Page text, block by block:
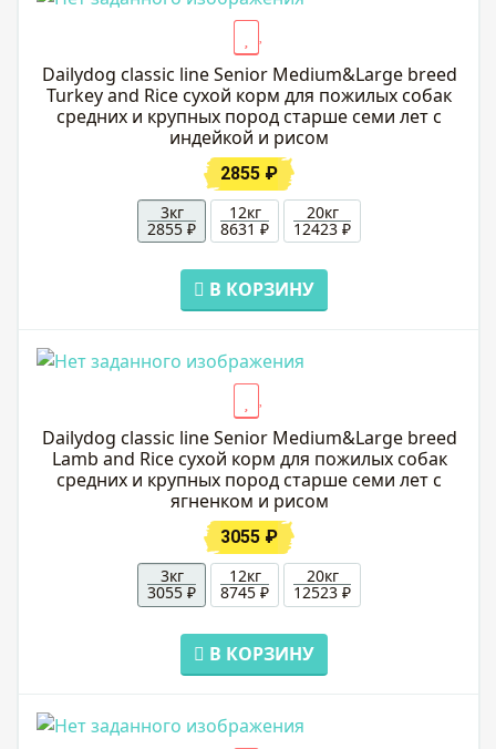
Dailydog classic line Senior Medium&Large breed
Turkey and Rice сухой корм для пожилых собак
средних и крупных пород старше семи лет с
индейкой и рисом
2855 ₽
3кг
2855 ₽
12кг
8631 ₽
20кг
12423 ₽
В КОРЗИНУ
Dailydog classic line Senior Medium&Large breed
Lamb and Rice сухой корм для пожилых собак
средних и крупных пород старше семи лет с
ягненком и рисом
3055 ₽
3кг
3055 ₽
12кг
8745 ₽
20кг
12523 ₽
В КОРЗИНУ